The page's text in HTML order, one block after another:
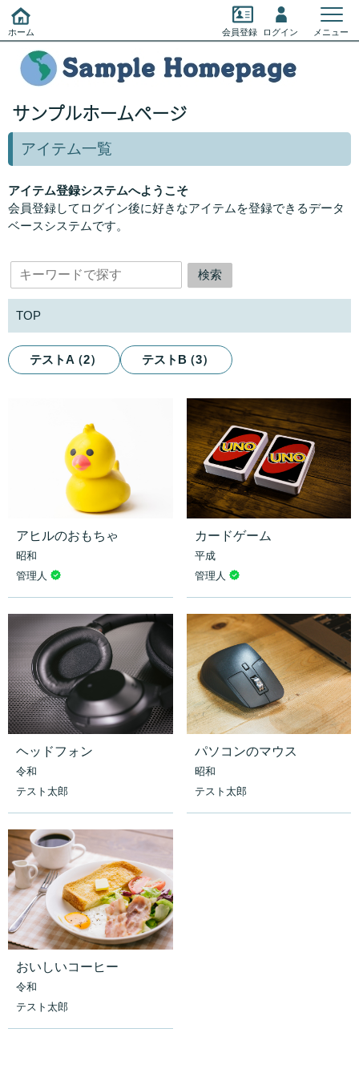
サンプルホームページ
アイテム一覧
アイテム登録システムへようこそ
会員登録してログイン後に好きなアイテムを登録できるデータ
ベースシステムです。
TOP
テストA（2） テストB（3）
アヒルのおもちゃ
昭和
管理人
カードゲーム
平成
管理人
ヘッドフォン
令和
テスト太郎
パソコンのマウス
昭和
テスト太郎
おいしいコーヒー
令和
テスト太郎
ホーム 会員登録 ログイン メニュー